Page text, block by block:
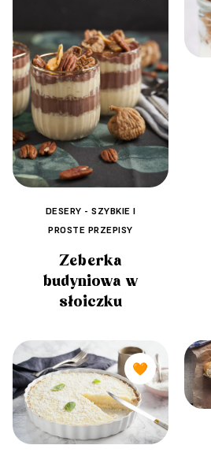
DESERY - SZYBKIE I
PROSTE PRZEPISY
Zeberka
budyniowa w
słoiczku
🧡